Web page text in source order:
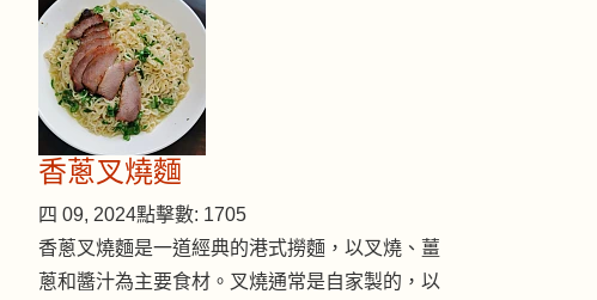
香蔥叉燒麵
四 09, 2024點擊數: 1705
香蔥叉燒麵是一道經典的港式撈麵，以叉燒、薑
蔥和醬汁為主要食材。叉燒通常是自家製的，以